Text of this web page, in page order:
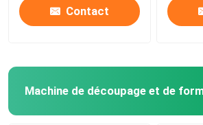
Contact
Machine de découpage et de